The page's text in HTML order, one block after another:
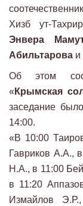
Хизб ут-
Энвера
Абильтарова и
Об этом
« Крымская
заседание
14:00.
«В 10:00
Гавриков А.А.,
Н.А., в 11:00
в 11:20
Измайлов